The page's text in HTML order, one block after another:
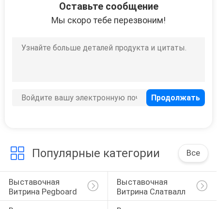
Шкаф журнала
положения пола
кафельные
стеллажи для
выставки товаров
15
Оставьте сообщение
Мы скоро тебе перезвоним!
Популярные категории Все
Выставочная
Витрина Pegboard
Выставочная
Витрина Слатвалл